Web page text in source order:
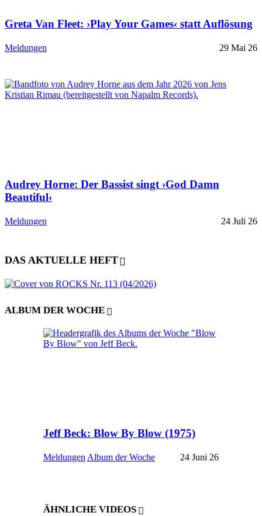
Greta Van Fleet: ›Play Your Games‹ statt Auflösung
Meldungen 29 Mai 26
Audrey Horne: Der Bassist singt ›God Damn
Beautiful‹
Meldungen 24 Juli 26
DAS AKTUELLE HEFT
ALBUM DER WOCHE
Jeff Beck: Blow By Blow (1975)
Meldungen Album der Woche 24 Juni 26
ÄHNLICHE VIDEOS